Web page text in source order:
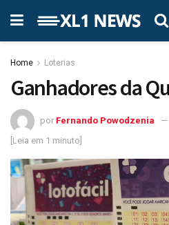
Home Loterias
Ganhadores da
por Fernando Powodzenia
[Leia em 1 minuto]